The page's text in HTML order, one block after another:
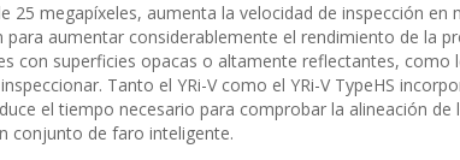
25 megapíxeles, aumenta la velocidad de inspección en
aumentar considerablemente el rendimiento de la
con superficies opacas o altamente reflectantes, como
Tanto el YRi-V como el YRi-V TypeHS
el tiempo necesario para comprobar la alineación de
conjunto de faro inteligente.